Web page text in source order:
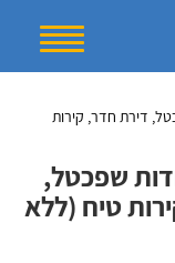
דירת חדר, קירות
שפכטל,
טיח (ללא